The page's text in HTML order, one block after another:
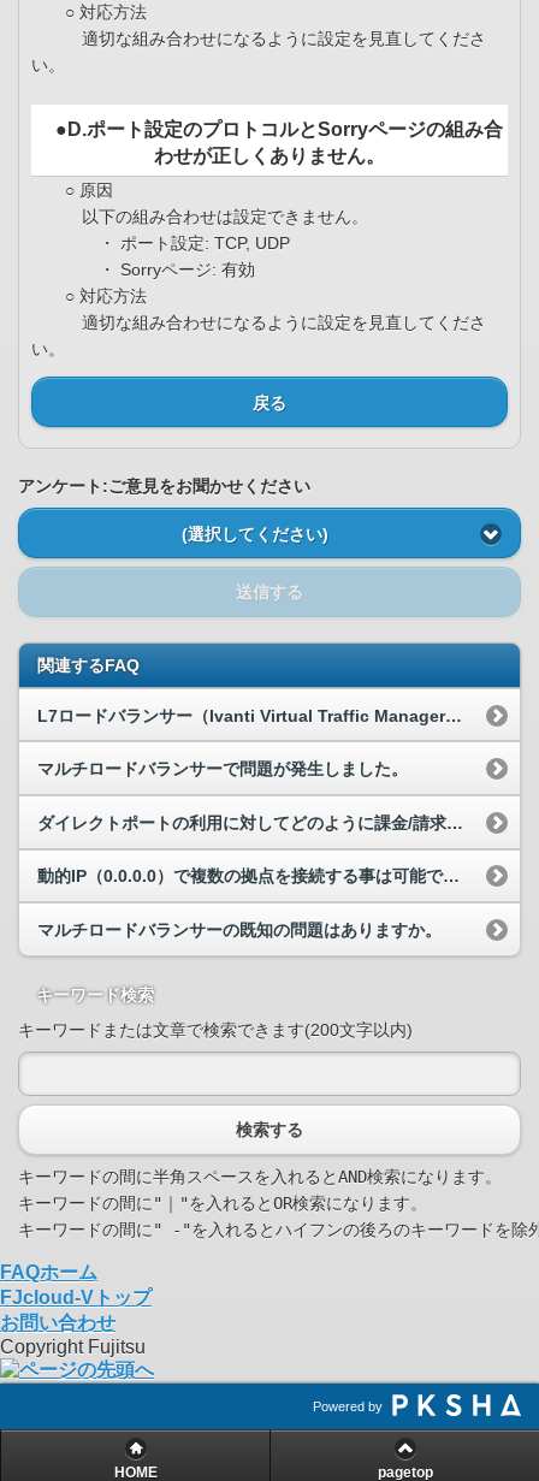
○ 対応方法
適切な組み合わせになるように設定を見直してくださ
い。
●D.ポート設定のプロトコルとSorryページの組み合
わせが正しくありません。
○ 原因
以下の組み合わせは設定できません。
・ ポート設定: TCP, UDP
・ Sorryページ: 有効
○ 対応方法
適切な組み合わせになるように設定を見直してくださ
い。
戻る
アンケート:ご意見をお聞かせください
(選択してください)
送信する
関連するFAQ
L7ロードバランサー（Ivanti Virtual Traffic Manager）のマニュアルはありますか。
マルチロードバランサーで問題が発生しました。
ダイレクトポートの利用に対してどのように課金/請求されますか？
動的IP（0.0.0.0）で複数の拠点を接続する事は可能ですか。
マルチロードバランサーの既知の問題はありますか。
キーワード検索
キーワードまたは文章で検索できます(200文字以内)
検索する
キーワードの間に半角スペースを入れるとAND検索になります。
キーワードの間に"｜"を入れるとOR検索になります。
FAQホーム
FJcloud-Vトップ
お問い合わせ
Copyright Fujitsu
Powered by
HOME pagetop